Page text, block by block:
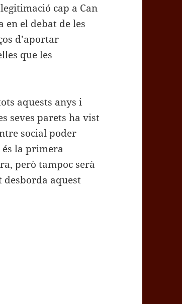
cap a Can
en el debat de les
d’aportar
que les
aquests anys i
seves parets ha vist
social poder
la primera
però tampoc serà
aquest